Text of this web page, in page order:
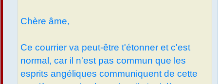
Chère âme,
Ce courrier va peut-être t'étonner et c'est
normal, car il n'est pas commun que les
esprits angéliques communiquent de cette